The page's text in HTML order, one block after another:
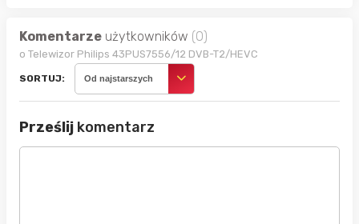
Komentarze użytkowników (0)
o Telewizor Philips 43PUS7556/12 DVB-T2/HEVC
SORTUJ: Od najstarszych
Prześlij komentarz